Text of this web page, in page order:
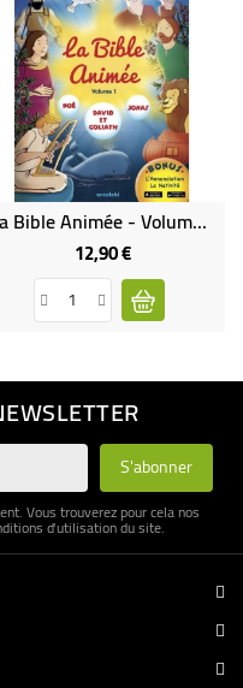
La Bible Animée - Volume 1
12,90 €Prix
Vous trouverez pour cela nos
d'utilisation du site.